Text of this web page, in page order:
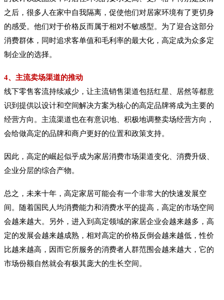
之后，很多人在家中自我隔离，促使他们对居家环境有了更切身
的感受。他们对于价格反而属于相对不敏感型。为了迎合这部分
消费群体，同时追求客单值和毛利率的最大化，高定成为众多定
制企业的选择。
4、主流卖场渠道的推动
线下零售客流持续减少，让主流销售渠道包括红星、居然等都意
识到提供以设计和空间解决方案为核心的高定品牌将成为主要的
经营方向。主流渠道也在有意识地、积极地调整卖场经营方向，
会给做高定的品牌和商户更好的位置和政策支持。
因此，高定的崛起似乎成为家居消费市场渠道变化、消费升级、
企业分层的综合产物。
总之，未来十年，高定家居可能会有一个非常大的快速发展空
间。随着国民人均消费能力和消费水平的提高，高定的市场空间
会越来越大。另外，进入到高定领域的家居企业会越来越多，高
定的发展会越来越成熟，相对高定的价格反倒会越来越低，性价
比越来越高，因而它所服务的消费者人群范围会越来越大，它的
市场份额自然就会有极其庞大的生长空间。